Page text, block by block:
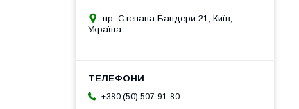
пр. Степана Бандери 21, Київ,
Україна
+380 (50) 507-91-80